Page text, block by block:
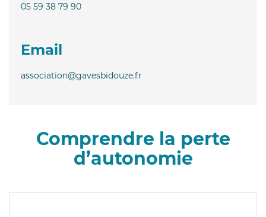
05 59 38 79 90
Email
association@gavesbidouze.fr
Comprendre la perte
d’autonomie